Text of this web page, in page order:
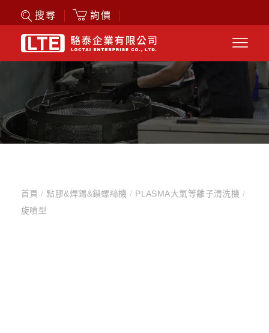
搜尋 詢價
首頁/ 點膠&焊錫&鎖螺絲機/ PLASMA大氣等離子清洗機 /
旋噴型